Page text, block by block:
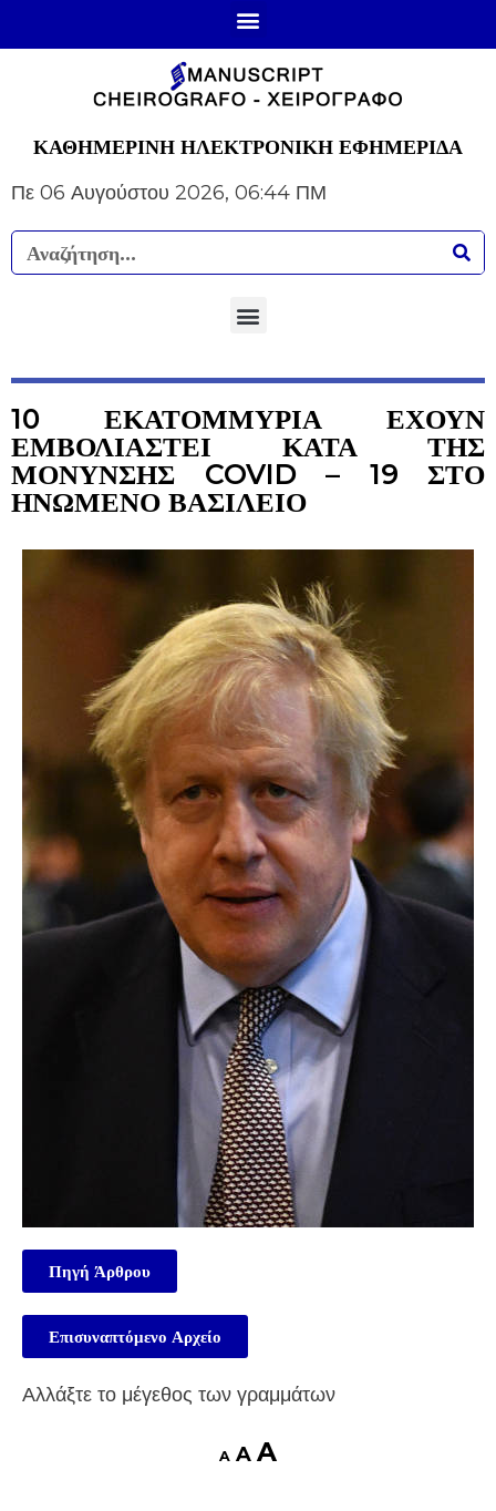
ΚΑΘΗΜΕΡΙΝΗ ΗΛΕΚΤΡΟΝΙΚΗ ΕΦΗΜΕΡΙΔΑ
Πε 06 Αυγούστου 2026, 06:44 ΠΜ
10 ΕΚΑΤΟΜΜΥΡΙΑ ΕΧΟΥΝ
ΕΜΒΟΛΙΑΣΤΕΙ ΚΑΤΑ ΤΗΣ
ΜΟΝΥΝΣΗΣ COVID – 19 ΣΤΟ
ΗΝΩΜΕΝΟ ΒΑΣΙΛΕΙΟ
Πηγή Άρθρου
Επισυναπτόμενο Αρχείο
Αλλάξτε το μέγεθος των γραμμάτων
A A A